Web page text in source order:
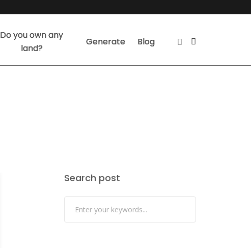
Do you own any
land?
Generate Blog
Search post